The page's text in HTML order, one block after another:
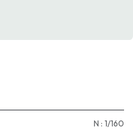
N : 1/160